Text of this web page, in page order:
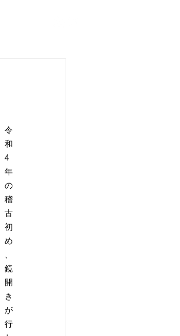
令
和
4
年
の
稽
古
初
め
鏡
開
き
が
行